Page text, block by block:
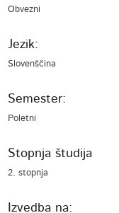
Obvezni
Jezik:
Slovenščina
Semester:
Poletni
Stopnja študija
2. stopnja
Izvedba na: